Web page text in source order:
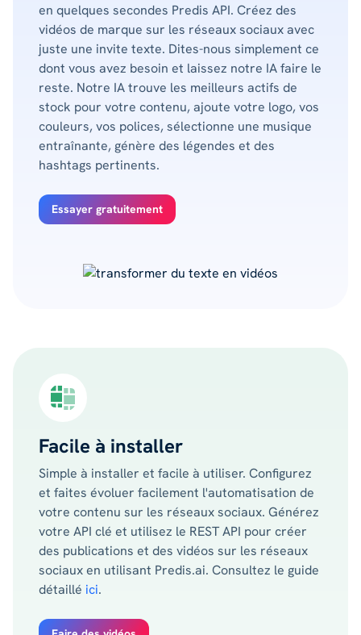
en quelques secondes Predis API. Créez des
vidéos de marque sur les réseaux sociaux avec
juste une invite texte. Dites-nous simplement ce
dont vous avez besoin et laissez notre IA faire le
reste. Notre IA trouve les meilleurs actifs de
stock pour votre contenu, ajoute votre logo, vos
couleurs, vos polices, sélectionne une musique
entraînante, génère des légendes et des
hashtags pertinents.
Essayer gratuitement
Facile à installer
Simple à installer et facile à utiliser. Configurez
et faites évoluer facilement l'automatisation de
votre contenu sur les réseaux sociaux. Générez
votre API clé et utilisez le REST API pour créer
des publications et des vidéos sur les réseaux
sociaux en utilisant Predis.ai. Consultez le guide
détaillé ici.